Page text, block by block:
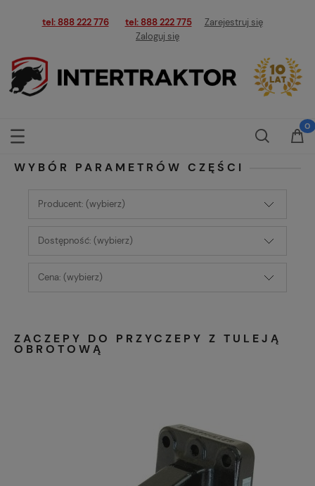
tel: 888 222 776 tel: 888 222 775
Zarejestruj się
Zaloguj się
WYBÓR PARAMETRÓW CZĘŚCI
Producent: (wybierz)
Dostępność: (wybierz)
Cena: (wybierz)
ZACZEPY DO PRZYCZEPY Z TULEJĄ
OBROTOWĄ